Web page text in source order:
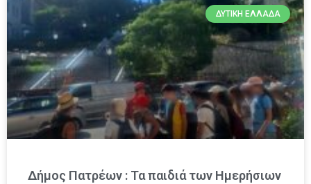
ΔΥΤΙΚΉ ΕΛΛΆΔΑ
Δήμος Πατρέων : Τα παιδιά των Ημερήσιων